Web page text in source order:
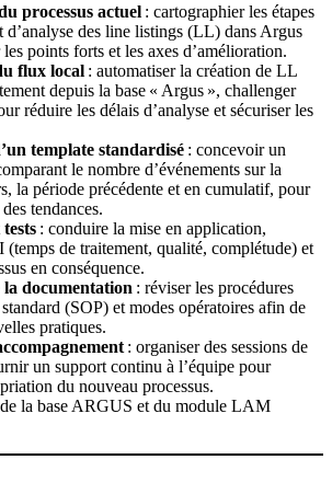
processus actuel : cartographier les étapes
d’analyse des line listings (LL) dans Argus
points forts et les axes d’amélioration.
flux local : automatiser la création de LL
depuis la base « Argus », challenger
réduire les délais d’analyse et sécuriser les
template standardisé : concevoir un
le nombre d’événements sur la
la période précédente et en cumulatif, pour
tendances.
: conduire la mise en application,
(temps de traitement, qualité, complétude) et
en conséquence.
documentation : réviser les procédures
(SOP) et modes opératoires afin de
pratiques.
: organiser des sessions de
un support continu à l’équipe pour
du nouveau processus.
de la base ARGUS et du module LAM